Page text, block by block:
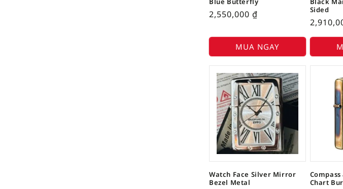
2,550,000 ₫
MUA NGAY
Sided
Watch Face Silver Mirror
Bezel Metal
Chart